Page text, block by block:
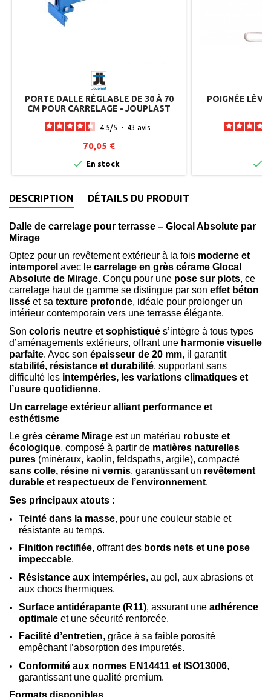
PORTE DALLE RÉGLABLE DE 30 À 70
CM POUR CARRELAGE - JOUPLAST
4.5/5 - 43 avis
70,05 €
 En stock
POIGNÉE

DESCRIPTION DÉTAILS DU PRODUIT
Dalle de carrelage pour terrasse – Glocal Absolute par
Mirage
Optez pour un revêtement extérieur à la fois moderne et
intemporel avec le carrelage en grès cérame Glocal
Absolute de Mirage. Conçu pour une pose sur plots, ce
carrelage haut de gamme se distingue par son effet béton
lissé et sa texture profonde, idéale pour prolonger un
intérieur contemporain vers une terrasse élégante.
Son coloris neutre et sophistiqué s’intègre à tous types
d’aménagements extérieurs, offrant une harmonie visuelle
parfaite. Avec son épaisseur de 20 mm, il garantit
stabilité, résistance et durabilité, supportant sans
difficulté les intempéries, les variations climatiques et
l’usure quotidienne.
Un carrelage extérieur alliant performance et
esthétisme
Le grès cérame Mirage est un matériau robuste et
écologique, composé à partir de matières naturelles
pures (minéraux, kaolin, feldspaths, argile), compacté
sans colle, résine ni vernis, garantissant un revêtement
durable et respectueux de l’environnement.
Ses principaux atouts :
Teinté dans la masse, pour une couleur stable et
résistante au temps.
Finition rectifiée, offrant des bords nets et une pose
impeccable.
Résistance aux intempéries, au gel, aux abrasions et
aux chocs thermiques.
Surface antidérapante (R11), assurant une adhérence
optimale et une sécurité renforcée.
Facilité d’entretien, grâce à sa faible porosité
empêchant l’absorption des impuretés.
Conformité aux normes EN14411 et ISO13006,
garantissant une qualité premium.